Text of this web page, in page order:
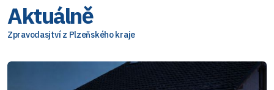
Aktuálně
Zpravodasjtví z Plzeňského kraje